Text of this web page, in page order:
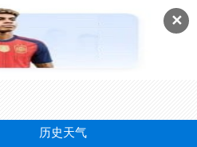
✕
历史天气